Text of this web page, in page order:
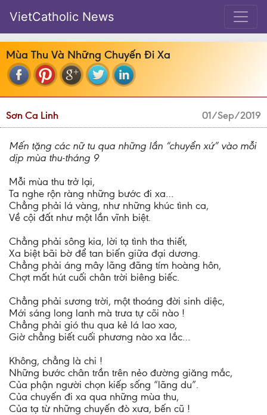
VietCatholic News
Mùa Thu Và Những Chuyến Đi Xa
Sơn Ca Linh 01/Sep/2019
Mến tặng các nữ tu qua những lần “chuyển xứ” vào mỗi
dịp mùa thu-tháng 9
Mỗi mùa thu trở lại,
Ta nghe rộn ràng những bước đi xa…
Chẳng phải lá vàng, như những khúc tình ca,
Về cội đất như một lần vĩnh biệt.
Chẳng phải sông kia, lời tạ tình tha thiết,
Xa biệt bãi bờ để tan biến giữa đại dương.
Chẳng phải áng mây lãng đãng tím hoàng hôn,
Chợt mất hút cuối chân trời biêng biếc.
Chẳng phải sương trời, một thoáng đời sinh diệc,
Mới sáng long lanh mà trưa tự cõi nào !
Chẳng phải gió thu qua kẻ lá lao xao,
Giờ chẳng biết cuối phương nào xa lắc…
Không, chẳng là chi !
Những bước chân trần trên nẻo đường giăng mắc,
Của phận người chọn kiếp sống “lãng du”.
Của chuyến đi xa qua những mùa thu,
Của tạ từ những chuyến đò xưa, bến cũ !